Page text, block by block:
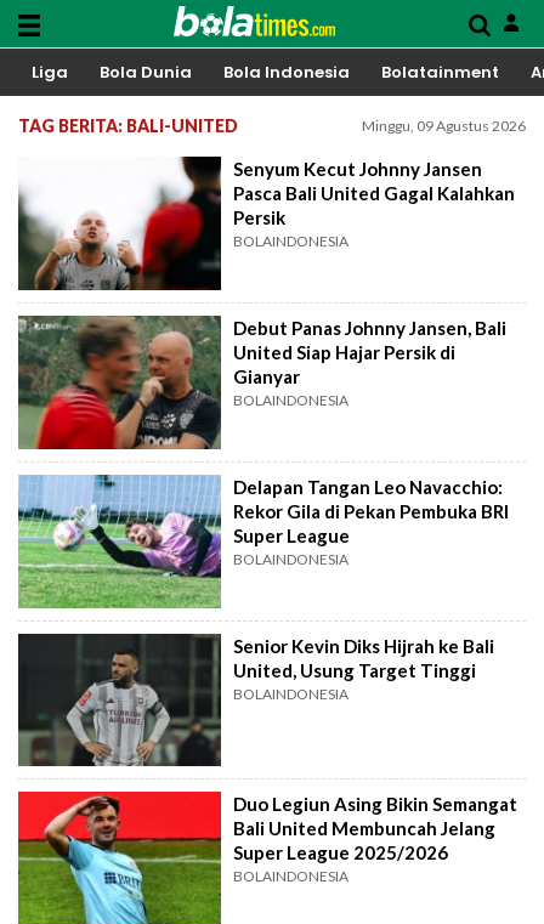
Liga Bola Dunia Bola Indonesia Bolatainment
TAG BERITA: BALI-UNITED Minggu, 09 Agustus 2026
Senyum Kecut Johnny Jansen
Pasca Bali United Gagal Kalahkan
Persik
BOLAINDONESIA
Debut Panas Johnny Jansen, Bali
United Siap Hajar Persik di
Gianyar
BOLAINDONESIA
Delapan Tangan Leo Navacchio:
Rekor Gila di Pekan Pembuka BRI
Super League
BOLAINDONESIA
Senior Kevin Diks Hijrah ke Bali
United, Usung Target Tinggi
BOLAINDONESIA
Duo Legiun Asing Bikin Semangat
Bali United Membuncah Jelang
Super League 2025/2026
BOLAINDONESIA